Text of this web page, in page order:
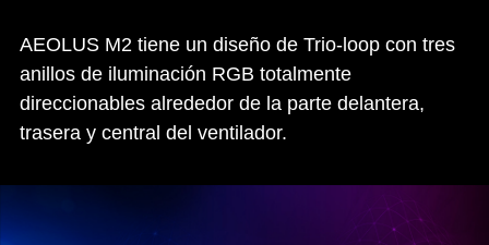
AEOLUS M2 tiene un diseño de Trio-loop con tres
anillos de iluminación RGB totalmente
direccionables alrededor de la parte delantera,
trasera y central del ventilador.